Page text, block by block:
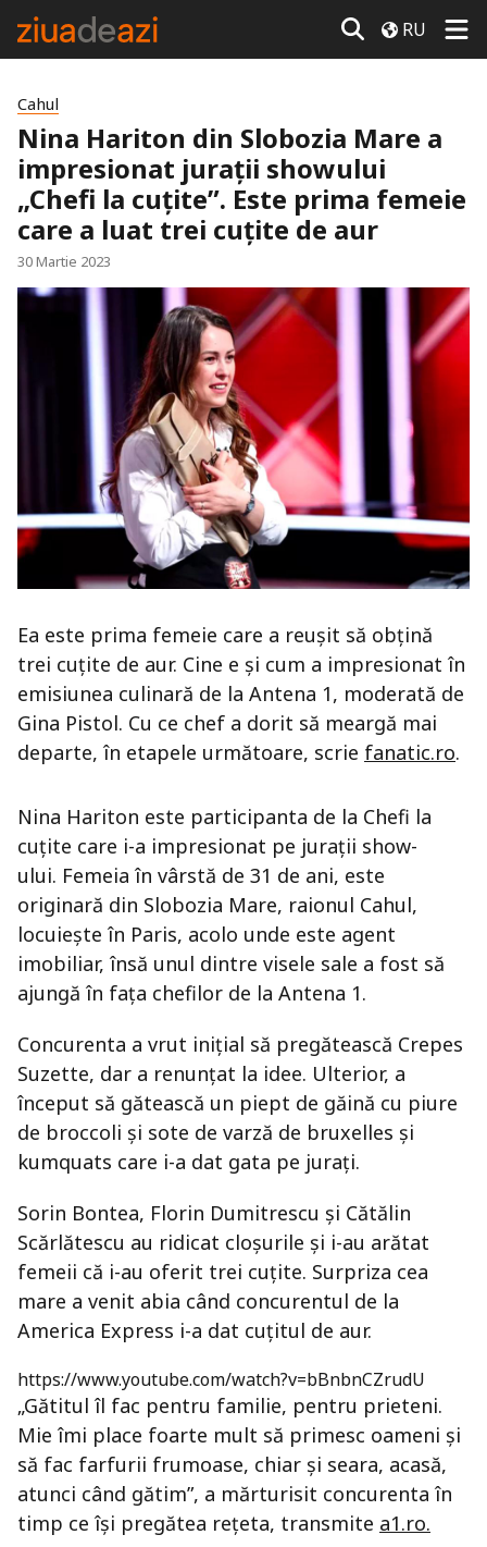
RU
Cahul
Nina Hariton din Slobozia Mare a
impresionat jurații showului
„Chefi la cuțite”. Este prima femeie
care a luat trei cuțite de aur
30 Martie 2023
Ea este prima femeie care a reușit să obțină
trei cuțite de aur. Cine e și cum a impresionat în
emisiunea culinară de la Antena 1, moderată de
Gina Pistol. Cu ce chef a dorit să meargă mai
departe, în etapele următoare, scrie fanatic.ro.
Nina Hariton este participanta de la Chefi la
cuțite care i-a impresionat pe jurații show-
ului. Femeia în vârstă de 31 de ani, este
originară din Slobozia Mare, raionul Cahul,
locuiește în Paris, acolo unde este agent
imobiliar, însă unul dintre visele sale a fost să
ajungă în fața chefilor de la Antena 1.
Concurenta a vrut inițial să pregătească Crepes
Suzette, dar a renunțat la idee. Ulterior, a
început să gătească un piept de găină cu piure
de broccoli și sote de varză de bruxelles și
kumquats care i-a dat gata pe jurați.
Sorin Bontea, Florin Dumitrescu și Cătălin
Scărlătescu au ridicat cloșurile și i-au arătat
femeii că i-au oferit trei cuțite. Surpriza cea
mare a venit abia când concurentul de la
America Express i-a dat cuțitul de aur.
https://www.youtube.com/watch?v=bBnbnCZrudU
„Gătitul îl fac pentru familie, pentru prieteni.
Mie îmi place foarte mult să primesc oameni și
să fac farfurii frumoase, chiar și seara, acasă,
atunci când gătim”, a mărturisit concurenta în
timp ce își pregătea rețeta, transmite a1.ro.